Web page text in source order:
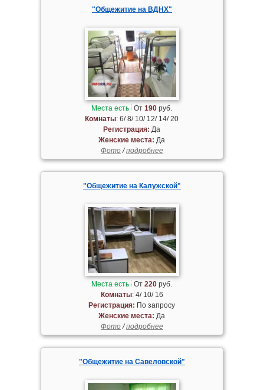
"Общежитие на ВДНХ"
Места есть От190 руб.
Комнаты: 6/ 8/ 10/ 12/ 14/ 20
Регистрация: Да
Женские места: Да
Фото/подробнее
"Общежитие на Калужской"
Места есть От220 руб.
Комнаты: 4/ 10/ 16
Регистрация: По запросу
Женские места: Да
Фото/подробнее
"Общежитие на Савеловской"